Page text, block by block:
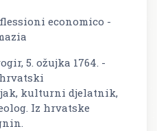
economico -
5. ožujka 1764. -
hrvatski
kulturni djelatnik,
Iz hrvatske